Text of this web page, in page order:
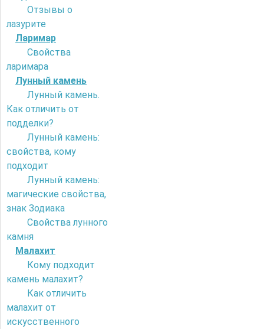
Отзывы о
лазурите
Ларимар
Свойства
ларимара
Лунный камень
Лунный камень.
Как отличить от
подделки?
Лунный камень:
свойства, кому
подходит
Лунный камень:
магические свойства,
знак Зодиака
Свойства лунного
камня
Малахит
Кому подходит
камень малахит?
Как отличить
малахит от
искусственного